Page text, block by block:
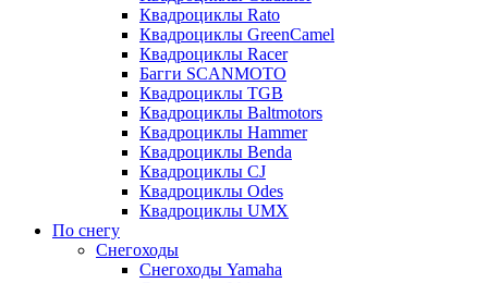
Квадроциклы Rato
Квадроциклы GreenCamel
Квадроциклы Racer
Багги SCANMOTO
Квадроциклы TGB
Квадроциклы Baltmotors
Квадроциклы Hammer
Квадроциклы Benda
Квадроциклы CJ
Квадроциклы Odes
Квадроциклы UMX
По снегу
Снегоходы
Снегоходы Yamaha